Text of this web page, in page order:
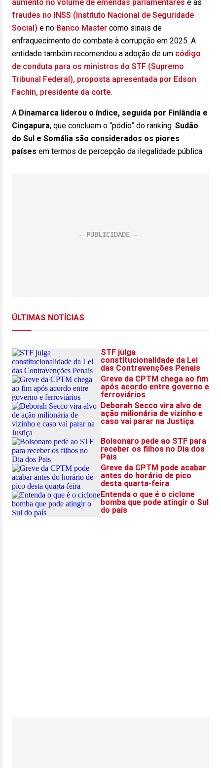
aumento no volume de emendas parlamentares e as
fraudes no INSS (Instituto Nacional de Seguridade
Social) e no Banco Master como sinais de
enfraquecimento do combate à corrupção em 2025. A
entidade também recomendou a adoção de um código
de conduta para os ministros do STF (Supremo
Tribunal Federal), proposta apresentada por Edson
Fachin, presidente da corte.
A Dinamarca liderou o índice, seguida por Finlândia e
Cingapura, que concluem o “pódio” do ranking. Sudão
do Sul e Somália são considerados os piores
países em termos de percepção da ilegalidade pública.